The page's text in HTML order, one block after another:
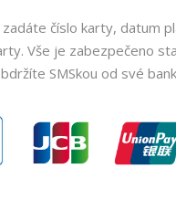
číslo karty, datum
Vše je zabezpečeno
SMSkou od své